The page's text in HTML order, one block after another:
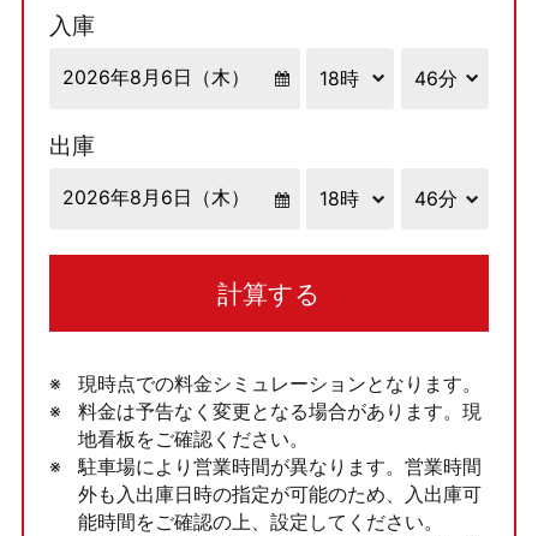
入庫
出庫
計算する
現時点での料金シミュレーションとなります。
料金は予告なく変更となる場合があります。現
地看板をご確認ください。
駐車場により営業時間が異なります。営業時間
外も入出庫日時の指定が可能のため、入出庫可
能時間をご確認の上、設定してください。